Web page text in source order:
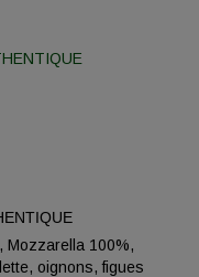
Mozzarella 100%,
oignons, figues